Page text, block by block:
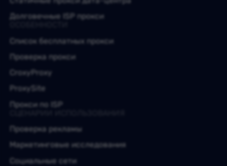
Долговечные ISP прокси
Список бесплатных прокси
Проверка прокси
CroxyProxy
ProxySite
Прокси по ISP
Проверка рекламы
Маркетинговые исследования
Социальные сети